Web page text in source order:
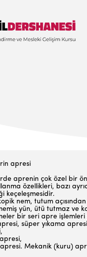
apresi
aprenin çok özel bir
özellikleri, bazı
keçeleşmesidir.
nem, tutum
yün, ütü tutmaz ve
bir seri apre
süper yıkama
Mekanik (kuru)